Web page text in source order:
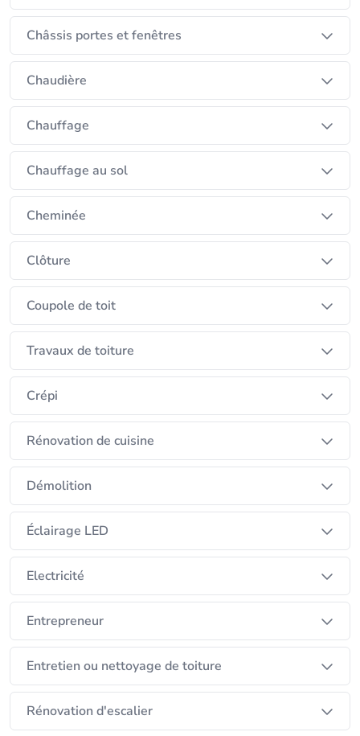
Châssis portes et fenêtres
Chaudière
Chauffage
Chauffage au sol
Cheminée
Clôture
Coupole de toit
Travaux de toiture
Crépi
Rénovation de cuisine
Démolition
Éclairage LED
Electricité
Entrepreneur
Entretien ou nettoyage de toiture
Rénovation d'escalier